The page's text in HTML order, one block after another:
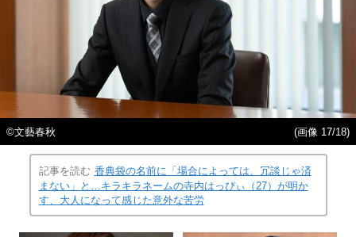
©︎文藝春秋 (画像 17/18)
記事を読む 香典袋の名前に「場合によっては、冗談じゃ済
まない」と…キラキラネームの寺内はっぴぃ（27）が明か
す、大人になって感じた意外な苦労